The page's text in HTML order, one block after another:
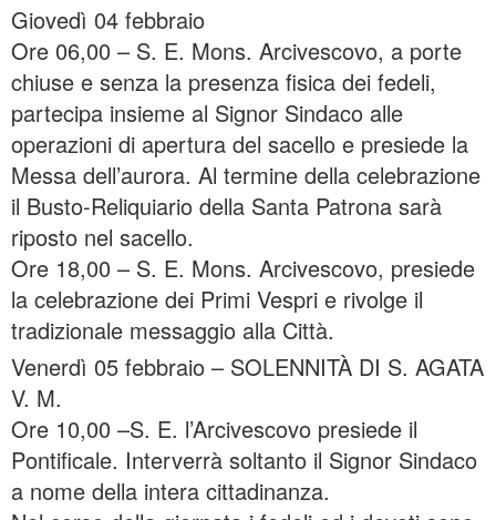
Giovedì 04 febbraio
Ore 06,00 – S. E. Mons. Arcivescovo, a porte
chiuse e senza la presenza fisica dei fedeli,
partecipa insieme al Signor Sindaco alle
operazioni di apertura del sacello e presiede la
Messa dell’aurora. Al termine della celebrazione
il Busto-Reliquiario della Santa Patrona sarà
riposto nel sacello.
Ore 18,00 – S. E. Mons. Arcivescovo, presiede
la celebrazione dei Primi Vespri e rivolge il
tradizionale messaggio alla Città.
Venerdì 05 febbraio – SOLENNITÀ DI S. AGATA
V. M.
Ore 10,00 –S. E. l’Arcivescovo presiede il
Pontificale. Interverrà soltanto il Signor Sindaco
a nome della intera cittadinanza.